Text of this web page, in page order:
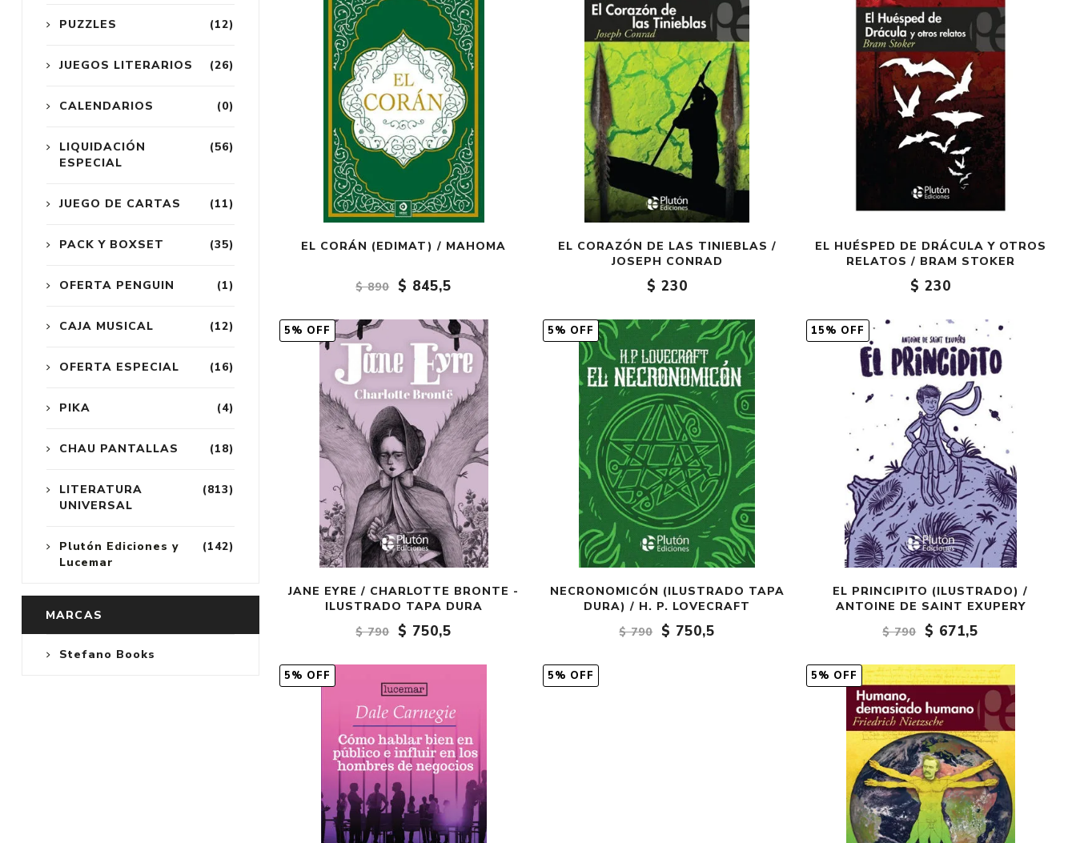
Crónica
Negocios
Ingenio
Ensayo
Ver todo
EL CORÁN (EDIMAT) / MAHOMA
$ 890 $ 845,5
EL CORAZÓN DE LAS TINIEBLAS /
JOSEPH CONRAD
$ 230
EL HUÉSPED DE DRÁCULA Y OTROS
RELATOS / BRAM STOKER
$ 230
5% OFF
JANE EYRE / CHARLOTTE BRONTE -
ILUSTRADO TAPA DURA
$ 790
$ 750,5
5% OFF
NECRONOMICÓN (ILUSTRADO TAPA
DURA) / H. P. LOVECRAFT
$ 790
$ 750,5
15% OFF
EL PRINCIPITO (ILUSTRADO) /
ANTOINE DE SAINT EXUPERY
$ 790
$ 671,5
5% OFF 5% OFF 5% OFF
(12)
PUZZLES
(26)
JUEGOS LITERARIOS
(0)
CALENDARIOS
(56)
LIQUIDACIÓN
ESPECIAL
(11)
JUEGO DE CARTAS
(35)
PACK Y BOXSET
(1)
OFERTA PENGUIN
(12)
CAJA MUSICAL
(16)
OFERTA ESPECIAL
(4)
PIKA
(18)
CHAU PANTALLAS
(813)
LITERATURA
UNIVERSAL
(142)
Plutón Ediciones y
Lucemar
MARCAS
Stefano Books